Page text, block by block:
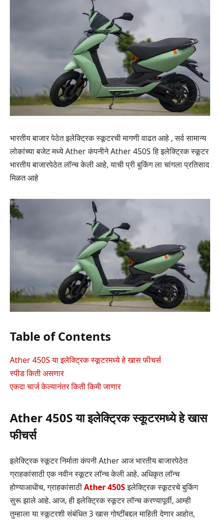
भारतीय बाजार पेठेत इलेक्ट्रिक स्कूटरची मागणी वाढत आहे , सर्व सामान्य
लोकांच्या बजेट मध्ये Ather कंपनीने Ather 450S हि इलेक्ट्रिक स्कूटर
भारतीय बाजारपेठेत लॉन्च केली आहे, याची प्री बुकिंग ला चांगला प्रतिसाद
मिळत आहे
Table of Contents
Ather 450S या इलेक्ट्रिक स्कूटरमध्ये हे खास फीचर्स
स्पीड किती असणार
एकदा चार्ज केल्यानंतर किती किमी जाणार
Ather 450S या इलेक्ट्रिक स्कूटरमध्ये हे खास
फीचर्स
इलेक्ट्रिक स्कूटर निर्माता कंपनी Ather आज भारतीय बाजारपेठेत
ग्राहकांसाठी एक नवीन स्कूटर लॉन्च केली आहे. अधिकृत लॉन्च
होण्याआधीच, ग्राहकांसाठीAther 450Sइलेक्ट्रिक स्कूटरचे बुकिंग
सुरू झाले आहे. आज, ही इलेक्ट्रिक स्कूटर लॉन्च करण्यापूर्वी, आम्ही
तुम्हाला या स्कूटरशी संबंधित 3 खास गोष्टींबद्दल माहिती देणार आहोत,